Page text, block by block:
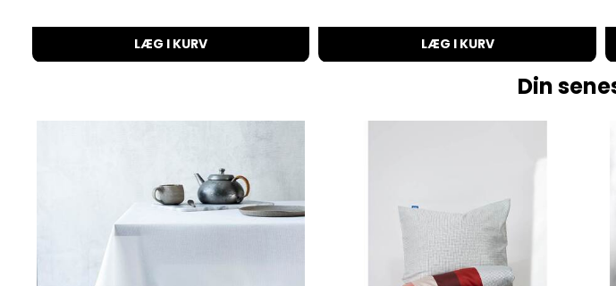
LÆG I KURV LÆG I KURV
Din